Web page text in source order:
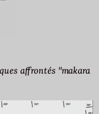
affrontés "makara